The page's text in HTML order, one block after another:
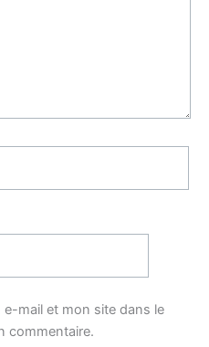
mail et mon site dans le
commentaire.